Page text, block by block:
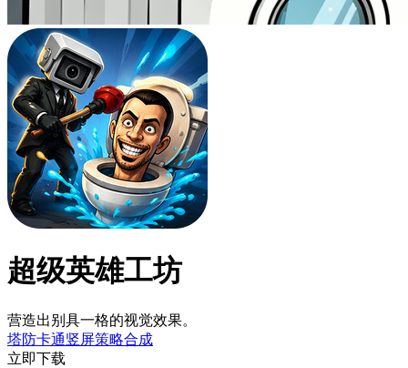
超级英雄工坊
营造出别具一格的视觉效果。
塔防卡通竖屏策略合成
立即下载